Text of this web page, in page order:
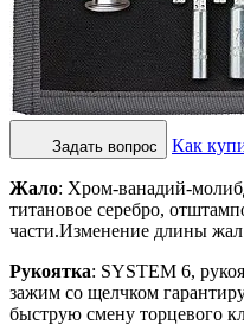
Задать вопрос Как
Жало: Хром-ванадий-
титановое серебро,
части.Изменение длины
Рукоятка: SYSTEM 6,
зажим со щелчком
быструю смену торцевого